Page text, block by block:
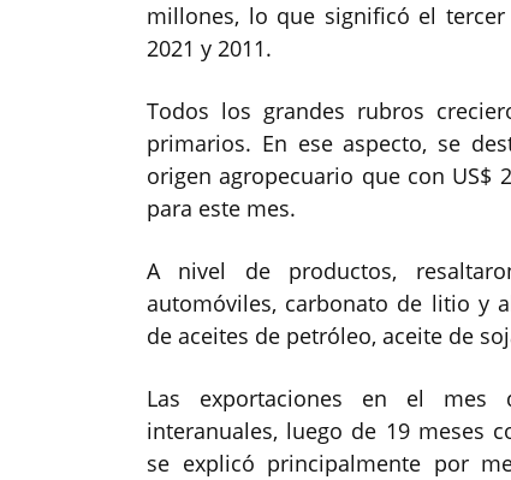
millones, lo que significó el
2021 y 2011.
Todos los grandes rubros
primarios. En ese aspecto, se
origen agropecuario que con US$
para este mes.
A nivel de productos,
automóviles, carbonato de litio y
de aceites de petróleo, aceite de
Las exportaciones en el mes
interanuales, luego de 19 meses
se explicó principalmente por